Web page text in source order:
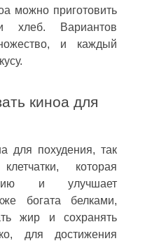
можно приготовить
Вариантов
и каждый
киноа для
для похудения, так
которая
и улучшает
богата белками,
жир и сохранять
для достижения